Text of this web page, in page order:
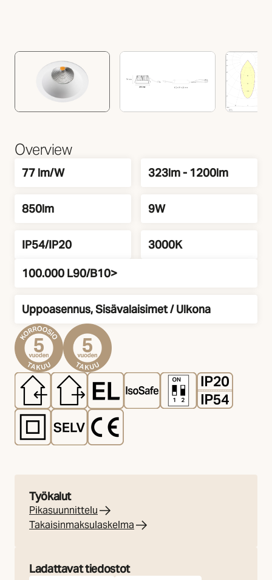
Overview
Tehokkuus
77 lm/W Säädettävä valovirta
323lm - 1200lm
Lumen
850lm Teho
9W
IP Class
IP54/IP20 Kelvin
3000K
Elinikä
100.000 L90/B10>
Asennus
Uppoasennus, Sisävalaisimet / Ulkona
Työkalut
Pikasuunnittelu
Takaisinmaksulaskelma
Ladattavat tiedostot